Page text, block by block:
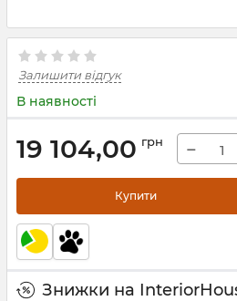
Залишити відгук
В наявності
19 104,00 грн −
Купити
Знижки на